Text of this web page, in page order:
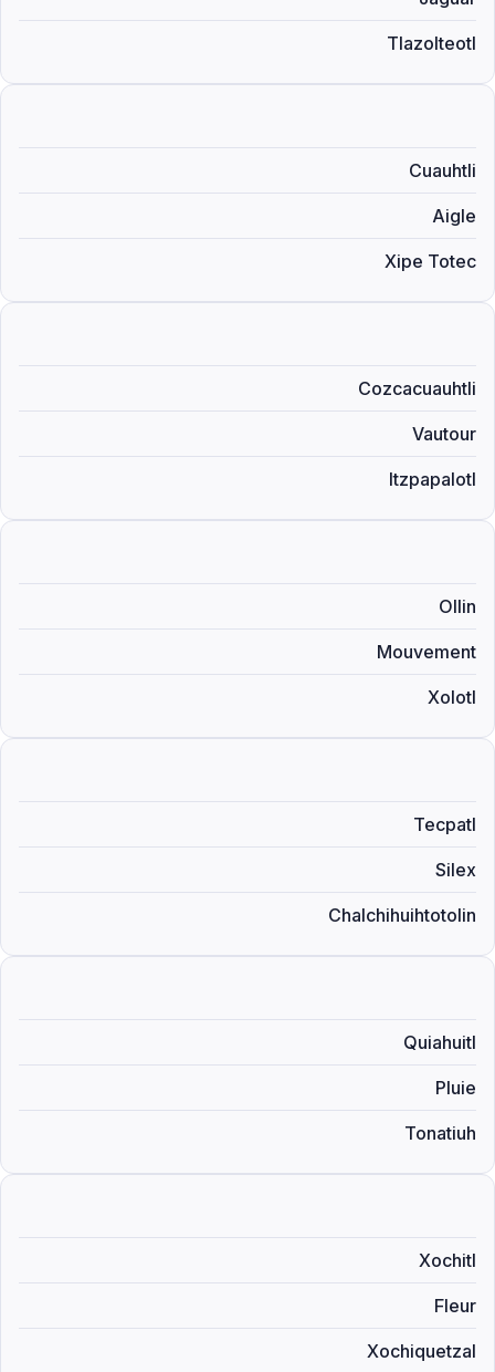
Tlazolteotl
Cuauhtli
Aigle
Xipe Totec
Cozcacuauhtli
Vautour
Itzpapalotl
Ollin
Mouvement
Xolotl
Tecpatl
Silex
Chalchihuihtotolin
Quiahuitl
Pluie
Tonatiuh
Xochitl
Fleur
Xochiquetzal